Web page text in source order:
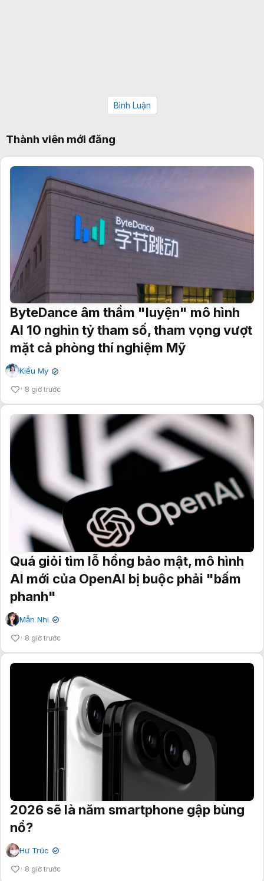
Bình Luận
Thành viên mới đăng
ByteDance âm thầm "luyện" mô hình
AI 10 nghìn tỷ tham số, tham vọng vượt
mặt cả phòng thí nghiệm Mỹ
Kiều My ✔
8 giờ trước
Quá giỏi tìm lỗ hổng bảo mật, mô hình
AI mới của OpenAI bị buộc phải "bấm
phanh"
Mẫn Nhi ✔
8 giờ trước
2026 sẽ là năm smartphone gập bùng
nổ?
Hư Trúc ✔
8 giờ trước